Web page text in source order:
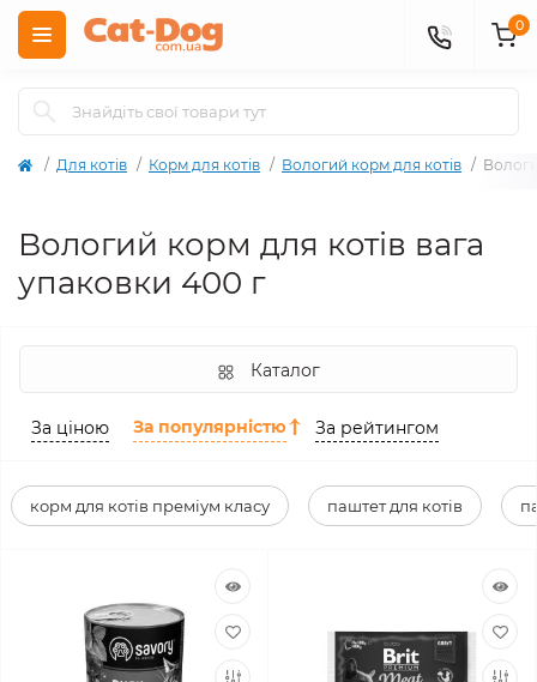
0
Для котів Корм для котів Вологий корм для котів
Вологий корм для котів вага
упаковки 400 г
Каталог
За ціною За популярністю За рейтингом
корм для котів преміум класу паштет для котів